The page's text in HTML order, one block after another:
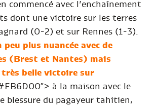
commencé avec l’enchaînement
dont une victoire sur les terres
(0-2) et sur Rennes (1-3).
plus nuancée avec de
(Brest et Nantes) mais
très belle victoire sur
à la maison avec le
blessure du pagayeur tahitien,